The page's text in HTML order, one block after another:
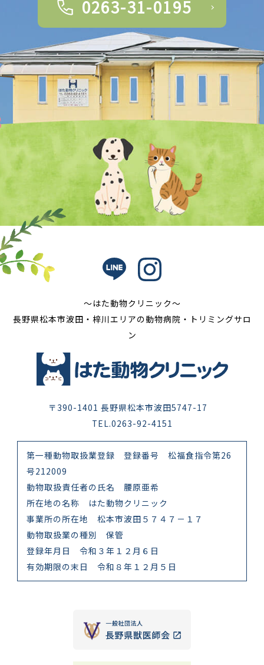
0263-31-0195
〜はた動物クリニック〜
長野県松本市波田・梓川エリアの動物病院・トリミングサロ
ン
〒390-1401 長野県松本市波田5747-17
TEL.0263-92-4151
第一種動物取扱業登録 登録番号 松福食指令第26
号212009
動物取扱責任者の氏名 腰原亜希
所在地の名称 はた動物クリニック
事業所の所在地 松本市波田５７４７－１７
動物取扱業の種別 保管
登録年月日 令和３年１２月６日
有効期限の末日 令和８年１２月５日